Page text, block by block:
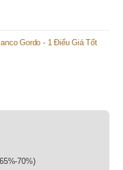
Gordo - 1 Điếu Giá Tốt
70%)